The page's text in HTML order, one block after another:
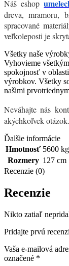
Náš eshop
dreva, mramoru,
spracované
veľkoleposti je
Všetky naše
Vyhovieme
spokojnosť v
výrobkov. Všetky
našimi
Neváhajte nás
akýchkoľvek otázok.
Ďalšie informácie
Hmotnosť 5600 kg
Rozmery 127 cm
Recenzie (0)
Recenzie
Nikto zatiaľ
Pridajte prvú
Vaša e-mailová
označené *